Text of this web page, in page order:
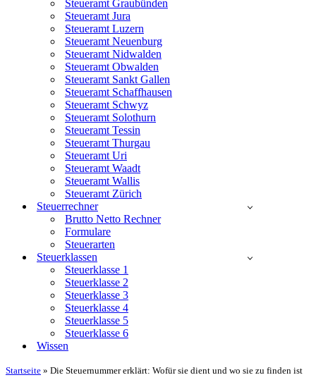
Steueramt Graubünden
Steueramt Jura
Steueramt Luzern
Steueramt Neuenburg
Steueramt Nidwalden
Steueramt Obwalden
Steueramt Sankt Gallen
Steueramt Schaffhausen
Steueramt Schwyz
Steueramt Solothurn
Steueramt Tessin
Steueramt Thurgau
Steueramt Uri
Steueramt Waadt
Steueramt Wallis
Steueramt Zürich
Steuerrechner
Brutto Netto Rechner
Formulare
Steuerarten
Steuerklassen
Steuerklasse 1
Steuerklasse 2
Steuerklasse 3
Steuerklasse 4
Steuerklasse 5
Steuerklasse 6
Wissen
Startseite » Die Steuernummer erklärt: Wofür sie dient und wo sie zu finden ist